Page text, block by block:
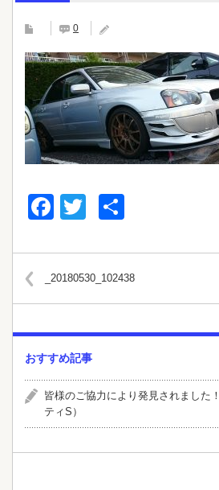
0
Facebook
Twitter
_20180530_102438
おすすめ記事
皆様のご協力により発見されまし
ティS）